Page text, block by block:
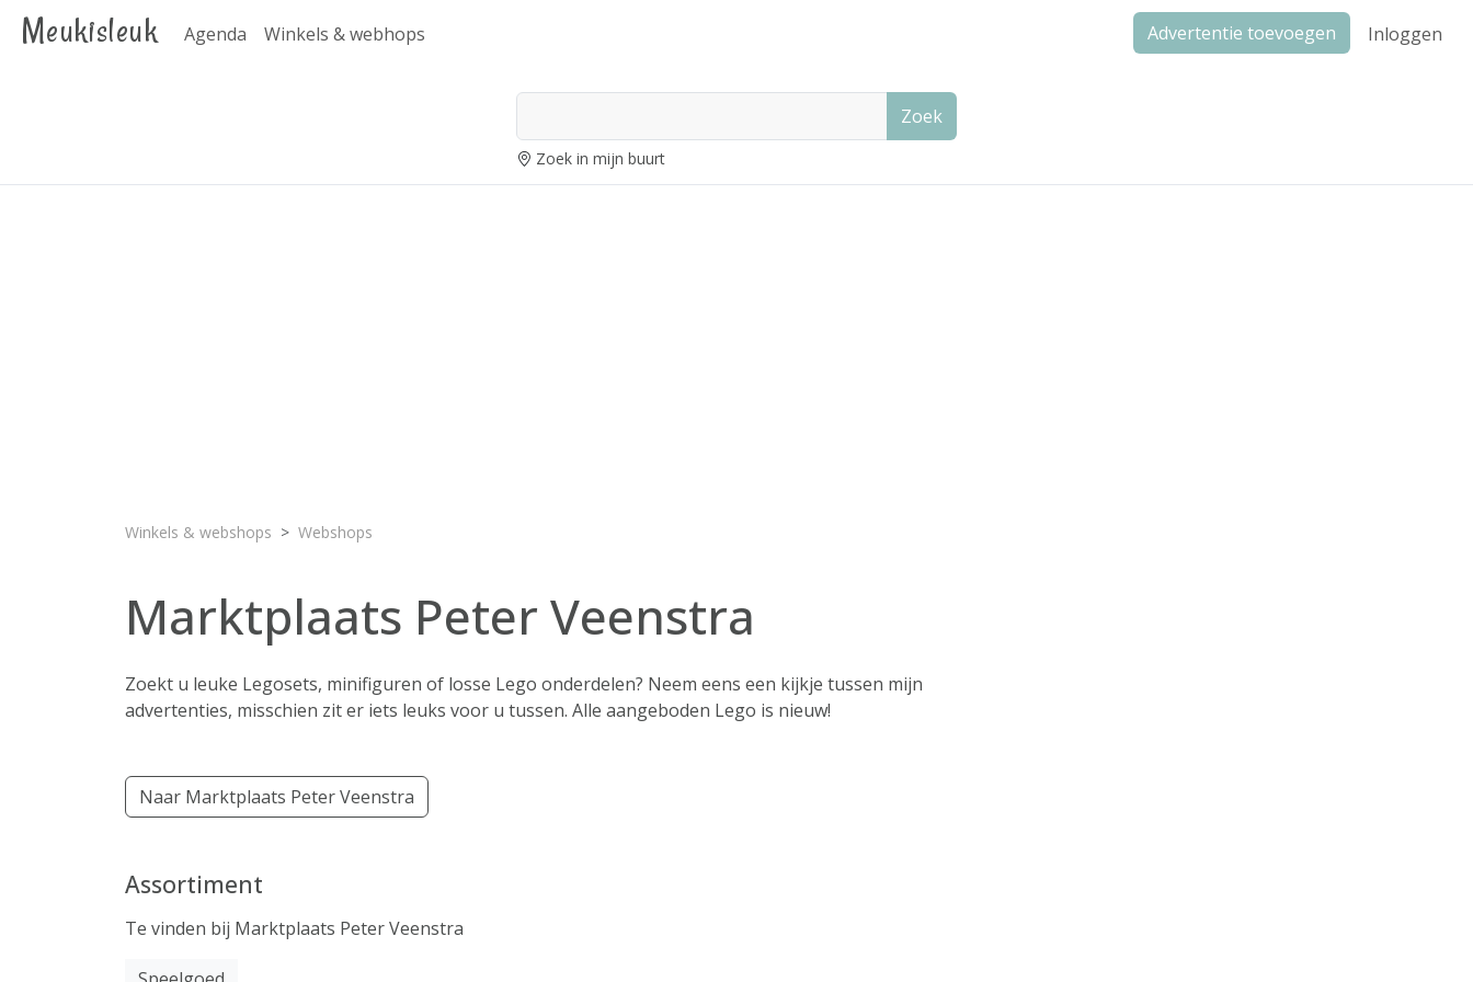
Meukisleuk Agenda Winkels & webhops Advertentie toevoegen Inloggen
Zoek
Zoek in mijn buurt
Winkels & webshops Webshops
Marktplaats Peter Veenstra
Zoekt u leuke Legosets, minifiguren of losse Lego onderdelen? Neem eens een kijkje tussen mijn
advertenties, misschien zit er iets leuks voor u tussen. Alle aangeboden Lego is nieuw!
Naar Marktplaats Peter Veenstra
Assortiment
Te vinden bij Marktplaats Peter Veenstra